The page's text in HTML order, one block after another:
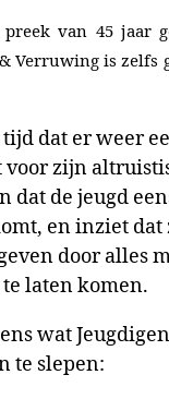
van 45 jaar
Verruwing is zelfs
dat er weer
voor zijn
dat de jeugd
en inziet dat
door alles
laten komen.
wat
te slepen: